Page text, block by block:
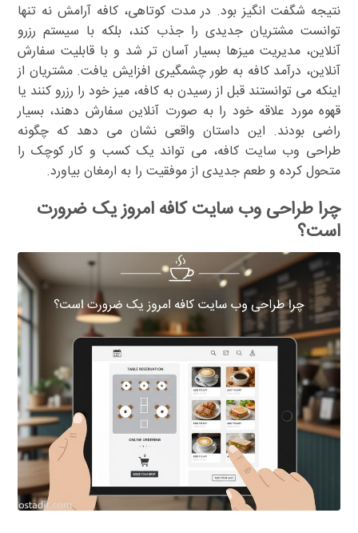
نتیجه شگفت انگیز بود. در مدت کوتاهی، کافه آرامش نه تنها
توانست مشتریان جدیدی را جذب کند، بلکه با سیستم رزرو
آنلاین، مدیریت میزها بسیار آسان تر شد و با قابلیت سفارش
آنلاین، درآمد کافه به طور چشمگیری افزایش یافت. مشتریان از
اینکه می توانستند قبل از رسیدن به کافه، میز خود را رزرو کنند یا
قهوه مورد علاقه خود را به صورت آنلاین سفارش دهند، بسیار
راضی بودند. این داستان واقعی نشان می دهد که چگونه
طراحی وب سایت کافه، می تواند یک کسب و کار کوچک را
متحول کرده و طعم جدیدی از موفقیت را به ارمغان بیاورد.
چرا طراحی وب سایت کافه امروز یک ضرورت
است؟